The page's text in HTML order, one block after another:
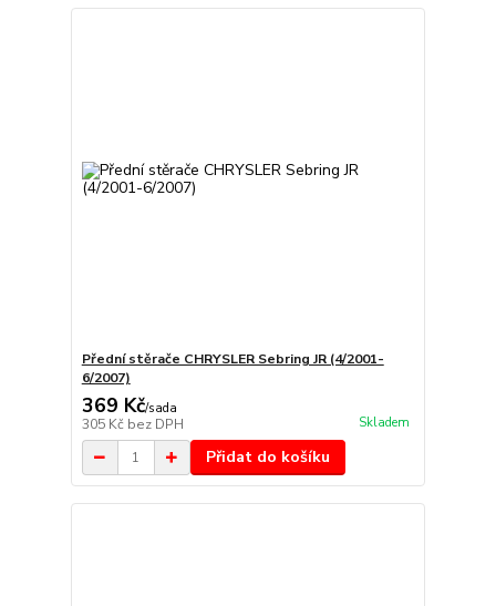
Přední stěrače CHRYSLER Sebring JR (4/2001-
6/2007)
369 Kč/sada
305 Kč bez DPH Skladem
Přidat do košíku